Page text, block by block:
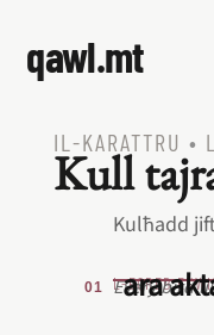
qawl.mt
IL‑KARATTRU •
Kull
Kulħadd
L‑EQREB
Every bird
ara